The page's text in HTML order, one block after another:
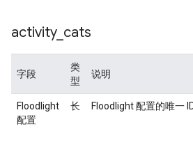
activity_ cats
字段
类
型
说明
Floodlight
配置
长 Floodlight 配置的唯一